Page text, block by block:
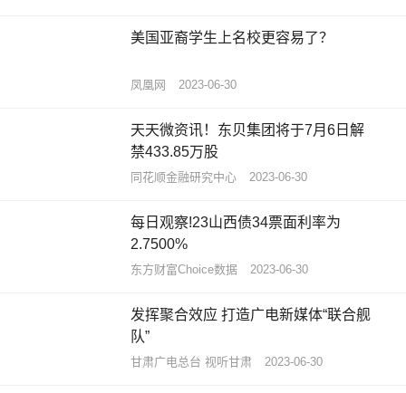
美国亚裔学生上名校更容易了？
凤凰网 2023-06-30
天天微资讯！东贝集团将于7月6日解
禁433.85万股
同花顺金融研究中心 2023-06-30
每日观察!23山西债34票面利率为
2.7500%
东方财富Choice数据 2023-06-30
发挥聚合效应 打造广电新媒体“联合舰
队”
甘肃广电总台 视听甘肃 2023-06-30